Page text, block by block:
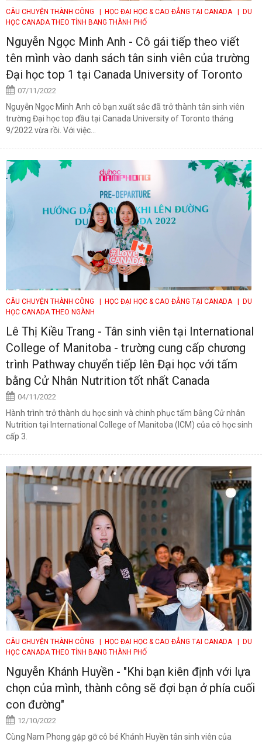
CÂU CHUYỆN THÀNH CÔNG | HỌC ĐẠI HỌC & CAO ĐẲNG TẠI CANADA
| DU
HỌC CANADA THEO TỈNH BANG THÀNH PHỐ
Nguyễn Ngọc Minh Anh - Cô gái tiếp theo viết
tên mình vào danh sách tân sinh viên của trường
Đại học top 1 tại Canada University of Toronto
07/11/2022
Nguyễn Ngọc Minh Anh cô bạn xuất sắc đã trở thành tân sinh viên
trường Đại học top đầu tại Canada University of Toronto tháng
9/2022 vừa rồi. Với việc...
CÂU CHUYỆN THÀNH CÔNG | HỌC ĐẠI HỌC & CAO ĐẲNG TẠI CANADA
| DU
HỌC CANADA THEO NGÀNH
Lê Thị Kiều Trang - Tân sinh viên tại International
College of Manitoba - trường cung cấp chương
trình Pathway chuyển tiếp lên Đại học với tấm
bằng Cử Nhân Nutrition tốt nhất Canada
04/11/2022
Hành trình trở thành du học sinh và chinh phục tấm bằng Cử nhân
Nutrition tại International College of Manitoba (ICM) của cô học sinh
cấp 3.
CÂU CHUYỆN THÀNH CÔNG | HỌC ĐẠI HỌC & CAO ĐẲNG TẠI CANADA
| DU
HỌC CANADA THEO TỈNH BANG THÀNH PHỐ
Nguyễn Khánh Huyền - "Khi bạn kiên định với lựa
chọn của mình, thành công sẽ đợi bạn ở phía cuối
con đường"
12/10/2022
Cùng Nam Phong gặp gỡ cô bé Khánh Huyền tân sinh viên của